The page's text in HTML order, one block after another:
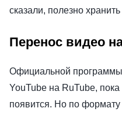
сказали, полезно
Перенос видео
Официальной
YouTube на RuTube, пока
появится. Но по